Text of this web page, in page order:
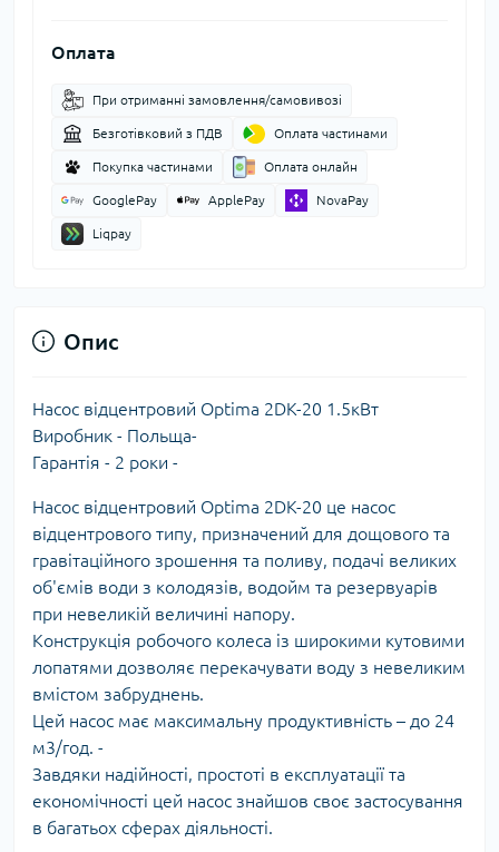
Оплата
При отриманні замовлення/самовивозі
Безготівковий з ПДВ Оплата частинами
Покупка частинами Оплата онлайн
GooglePay ApplePay NovaPay
Liqpay
Опис
Насос відцентровий Optima 2DK-20 1.5кВт
Виробник - Польща-
Гарантія - 2 роки -
Насос відцентровий Optima 2DK-20 це насос
відцентрового типу, призначений для дощового та
гравітаційного зрошення та поливу, подачі великих
об'ємів води з колодязів, водойм та резервуарів
при невеликій величині напору.
Конструкція робочого колеса із широкими кутовими
лопатями дозволяє перекачувати воду з невеликим
вмістом забруднень.
Цей насос має максимальну продуктивність – до 24
м3/год. -
Завдяки надійності, простоті в експлуатації та
економічності цей насос знайшов своє застосування
в багатьох сферах діяльності.